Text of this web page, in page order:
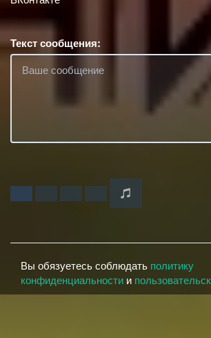
Текст сообщения:
Вы обязуетесь соблюдать политику
конфиденциальности и